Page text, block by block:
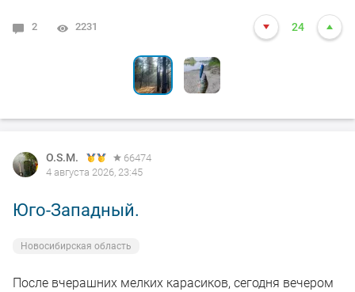
2 2231 24
6 2078 24
O.S.M.
66474
4 августа 2026, 23:45
Юго-Западный.
Новосибирская область
После вчерашних мелких карасиков, сегодня вечером